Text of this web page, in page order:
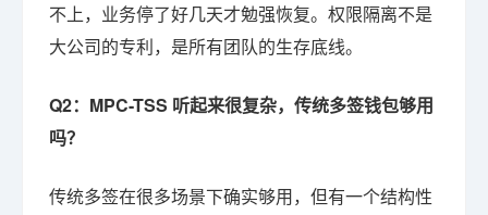
不上，业务停了好几天才勉强恢复。权限隔离不是
大公司的专利，是所有团队的生存底线。
Q2：MPC-TSS 听起来很复杂，传统多签钱包够用
吗？
传统多签在很多场景下确实够用，但有一个结构性